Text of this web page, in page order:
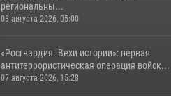
региональны...
08 августа 2026, 05:00
«Росгвардия. Вехи истории»: первая
антитеррористическая операция войск...
07 августа 2026, 15:28